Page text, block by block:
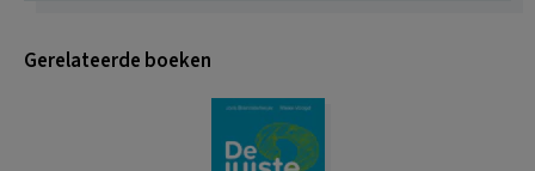
Gerelateerde boeken